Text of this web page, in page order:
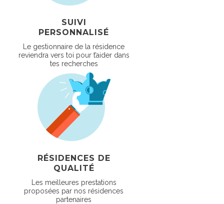
SUIVI
PERSONNALISÉ
Le gestionnaire de la résidence
reviendra vers toi pour t’aider dans
tes recherches
RÉSIDENCES DE
QUALITÉ
Les meilleures prestations
proposées par nos résidences
partenaires